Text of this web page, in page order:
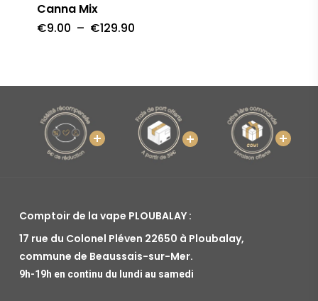
Canna Mix
€9.00 – €129.90Plage
€129.90
Comptoir de la vape PLOUBALAY :
17 rue du Colonel Pléven 22650 à Ploubalay,
commune de Beaussais-sur-Mer.
9h-19h en continu du lundi au samedi